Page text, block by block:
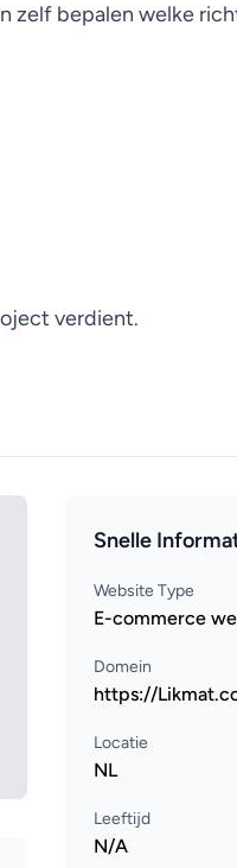
zelf bepalen welke
verdient.
Snelle
Website Type
E-commerce
Domein
https://
Locatie
NL
Leeftijd
N/A